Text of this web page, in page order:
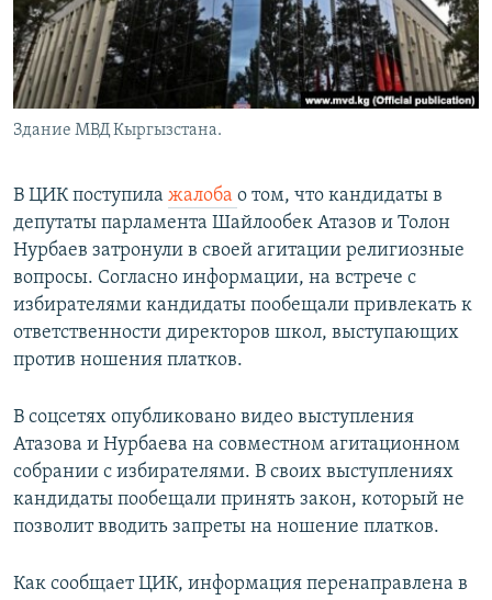
Здание МВД Кыргызстана.
В ЦИК поступила жалоба о том, что кандидаты в
депутаты парламента Шайлообек Атазов и Толон
Нурбаев затронули в своей агитации религиозные
вопросы. Согласно информации, на встрече с
избирателями кандидаты пообещали привлекать к
ответственности директоров школ, выступающих
против ношения платков.
В соцсетях опубликовано видео выступления
Атазова и Нурбаева на совместном агитационном
собрании с избирателями. В своих выступлениях
кандидаты пообещали принять закон, который не
позволит вводить запреты на ношение платков.
Как сообщает ЦИК, информация перенаправлена в